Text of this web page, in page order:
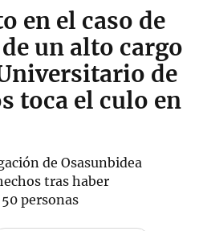
en el caso de
un alto cargo
de
toca el culo en
de Osasunbidea
tras haber
personas